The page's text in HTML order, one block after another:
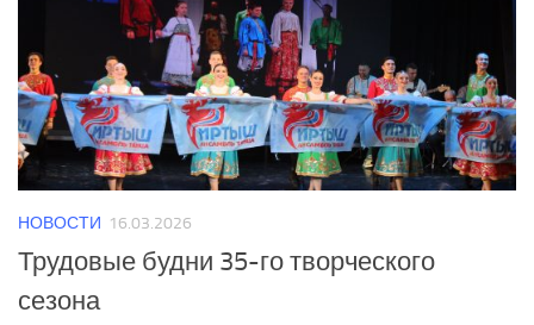
НОВОСТИ 16.03.2026
Трудовые будни 35-го творческого
сезона